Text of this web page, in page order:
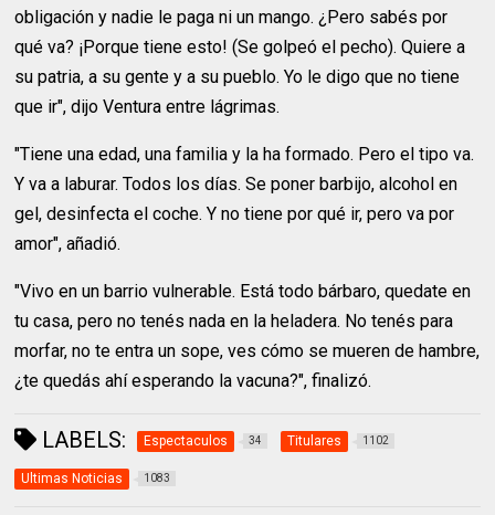
obligación y nadie le paga ni un mango. ¿Pero sabés por
qué va? ¡Porque tiene esto! (Se golpeó el pecho). Quiere a
su patria, a su gente y a su pueblo. Yo le digo que no tiene
que ir", dijo Ventura entre lágrimas.
"Tiene una edad, una familia y la ha formado. Pero el tipo va.
Y va a laburar. Todos los días. Se poner barbijo, alcohol en
gel, desinfecta el coche. Y no tiene por qué ir, pero va por
amor", añadió.
"Vivo en un barrio vulnerable. Está todo bárbaro, quedate en
tu casa, pero no tenés nada en la heladera. No tenés para
morfar, no te entra un sope, ves cómo se mueren de hambre,
¿te quedás ahí esperando la vacuna?", finalizó.
LABELS: Espectaculos 34 Titulares 1102
Ultimas Noticias 1083